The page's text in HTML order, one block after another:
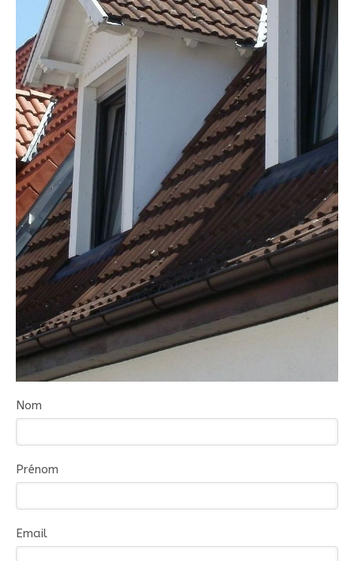
Nom
Prénom
Email